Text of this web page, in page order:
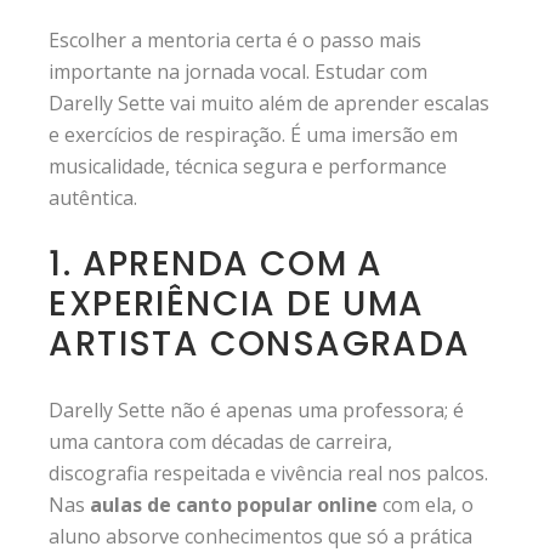
Escolher a mentoria certa é o passo mais
importante na jornada vocal. Estudar com
Darelly Sette vai muito além de aprender escalas
e exercícios de respiração. É uma imersão em
musicalidade, técnica segura e performance
autêntica.
1. APRENDA COM A
EXPERIÊNCIA DE UMA
ARTISTA CONSAGRADA
Darelly Sette não é apenas uma professora; é
uma cantora com décadas de carreira,
discografia respeitada e vivência real nos palcos.
Nas aulas de canto popular online com ela, o
aluno absorve conhecimentos que só a prática